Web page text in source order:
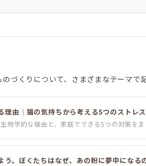
づくりについて、さまざまなテーマで
理由｜猫の気持ちから考える5つのストレ
物学的な理由と、家庭でできる5つの対策を
う。ぼくたちはなぜ、あの粉に夢中になる